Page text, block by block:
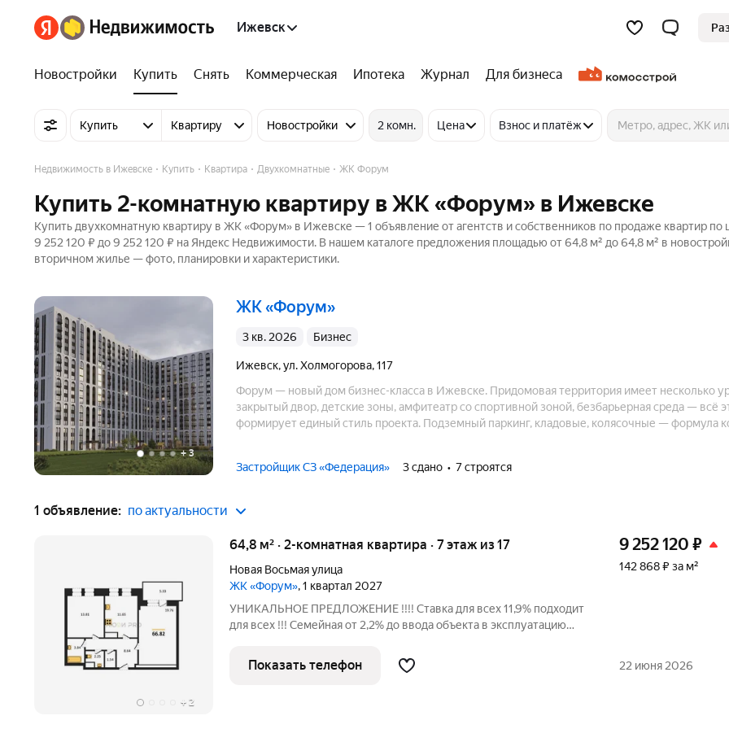
Ижевск
Новостройки Купить Снять Коммерческая Ипотека Журнал Для бизнеса
Купить Квартиру Новостройки 2 комн. Цена Взнос и платёж
Недвижимость в Ижевске Купить Квартира Двухкомнатные ЖК Форум
Купить 2-комнатную квартиру в ЖК «Форум» в Ижевске
Купить двухкомнатную квартиру в ЖК «Форум» в Ижевске — 1 объявление от агентств и собственников по продаже квартир по
9 252 120 ₽ до 9 252 120 ₽ на Яндекс Недвижимости. В нашем каталоге предложения площадью от 64,8 м² до 64,8 м² в
вторичном жилье — фото, планировки и характеристики.
ЖК «Форум»
3 кв. 2026 бизнес
Ижевск,ул. Холмогорова,117
Форум — новый дом бизнес-класса в Ижевске. Придомовая территория имеет несколько
закрытый двор, детские зоны, амфитеатр со спортивной зоной, безбарьерная среда — всё
формирует единый стиль проекта. Подземный паркинг, кладовые, колясочные — формула
Застройщик СЗ «Федерация» 3 сдано 7 строятся
+3
1 объявление: по актуальности
+ 2
64,8 м² · 2-комнатная квартира · 7 этаж из 17
Новая Восьмая улица
ЖК «Форум», 1 квартал 2027
УНИКАЛЬНОЕ ПРЕДЛОЖЕНИЕ !!!! Ставка для всех 11,9% подходит
для всех !!! Семейная от 2,2% до ввода объекта в эксплуатацию
наличные или ипотека с не субсидированными ставками.
Напишите в чате
9 252 120 ₽
142 868 ₽ за м²
Показать телефон 22 июня 2026